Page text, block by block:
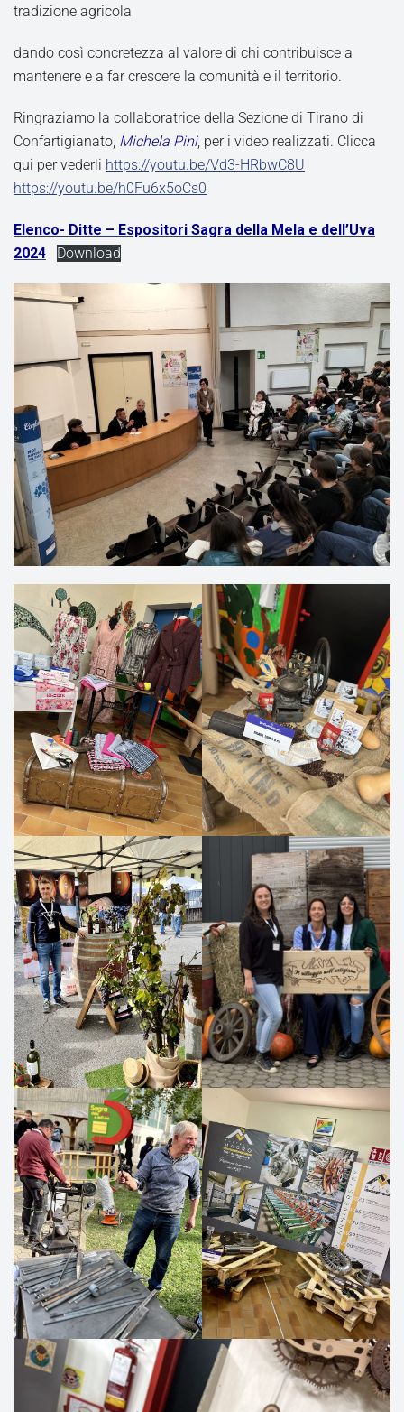
tradizione agricola
dando così concretezza al valore di chi contribuisce a
mantenere e a far crescere la comunità e il territorio.
Ringraziamo la collaboratrice della Sezione di Tirano di
Confartigianato, Michela Pini, per i video realizzati. Clicca
qui per vederli https://youtu.be/Vd3-HRbwC8U
https://youtu.be/h0Fu6x5oCs0
Elenco- Ditte – Espositori Sagra della Mela e dell’Uva
2024
Download